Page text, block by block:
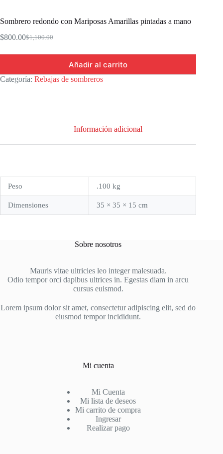
Sombrero redondo con Mariposas Amarillas pintadas a mano
$1,100.00
Original
$800.00Current
Añadir al carrito
Categoría: Rebajas de sombreros
Información adicional
Peso .100 kg
Dimensiones 35 × 35 × 15 cm
Sobre nosotros
Mauris vitae ultricies leo integer malesuada.
Odio tempor orci dapibus ultrices in. Egestas diam in arcu
cursus euismod.
Lorem ipsum dolor sit amet, consectetur adipiscing elit, sed do
eiusmod tempor incididunt.
Mi cuenta
Mi Cuenta
Mi lista de deseos
Mi carrito de compra
Ingresar
Realizar pago